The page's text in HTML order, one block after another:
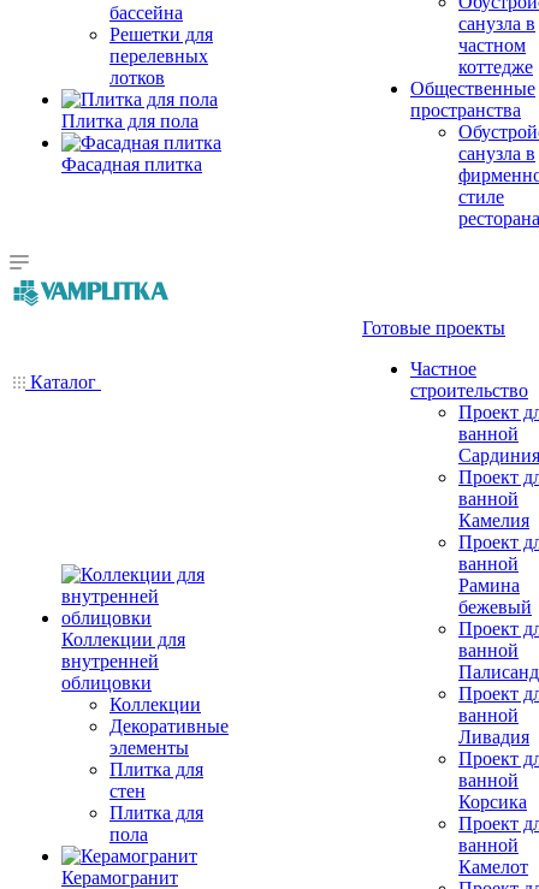
бассейна
Решетки для
перелевных
лотков
Плитка для пола
Фасадная плитка
санузла в
частном
коттедже
Общественные
пространства
санузла в
стиле
ресторана
Каталог
Коллекции для
внутренней
облицовки
Коллекции
Декоративные
элементы
Плитка для
стен
Плитка для
пола
Керамогранит
Готовые проекты
Частное
строительство
Проект
ванной
Сардиния
Проект
ванной
Камелия
Проект
ванной
Рамина
бежевый
Проект
ванной
Проект
ванной
Ливадия
Проект
ванной
Корсика
Проект
ванной
Камелот